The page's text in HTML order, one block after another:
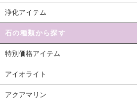
浄化アイテム
石の種類から探す
特別価格アイテム
アイオライト
アクアマリン